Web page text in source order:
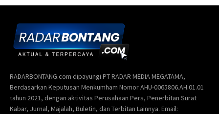
RADARBONTANG.com dipayungi PT RADAR MEDIA MEGATAMA,
Berdasarkan Keputusan Menkumham Nomor AHU-0065806.AH.01.01
tahun 2021, dengan aktivitas Perusahaan Pers, Penerbitan Surat
Kabar, Jurnal, Majalah, Buletin, dan Terbitan Lainnya. Email: